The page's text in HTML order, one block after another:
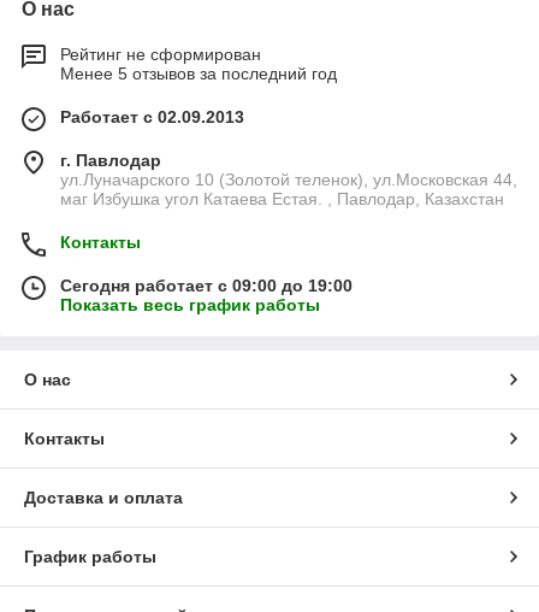
О нас
Рейтинг не сформирован
Менее 5 отзывов за последний год
Работает с 02.09.2013
г. Павлодар
ул.Луначарского 10 (Золотой теленок), ул.Московская 44,
маг Избушка угол Катаева Естая. , Павлодар, Казахстан
Контакты
Сегодня работает с 09:00 до 19:00
Показать весь график работы
О нас
Контакты
Доставка и оплата
График работы